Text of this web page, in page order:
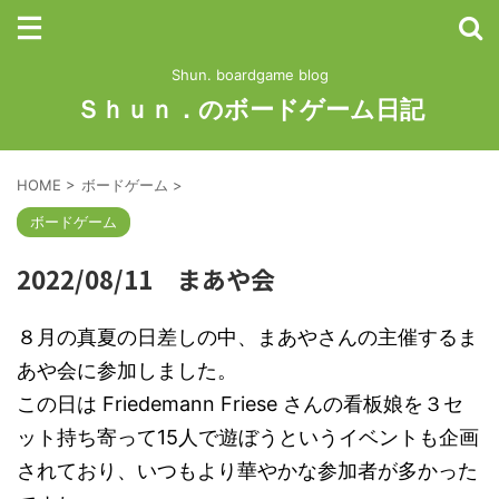
Shun. boardgame blog
Ｓｈｕｎ．のボードゲーム日記
HOME > ボードゲーム >
ボードゲーム
2022/08/11 まあや会
８月の真夏の日差しの中、まあやさんの主催するま
あや会に参加しました。
この日は Friedemann Friese さんの看板娘を３セ
ット持ち寄って15人で遊ぼうというイベントも企画
されており、いつもより華やかな参加者が多かった